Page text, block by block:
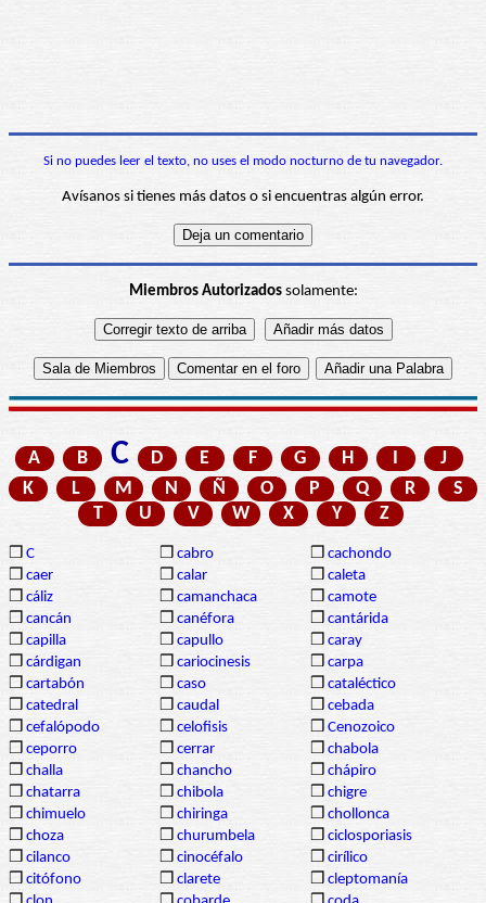
Si no puedes leer el texto, no uses el modo nocturno de tu navegador.
Avísanos si tienes más datos o si encuentras algún error.
Miembros Autorizadossolamente:
A B C D E F G H I
J
K
L M N Ñ O P Q R
S
T
U V W X Y Z
❒ C ❒ cabro ❒ cachondo
❒ caer ❒ calar ❒ caleta
❒ cáliz ❒ camanchaca ❒ camote
❒ cancán ❒ canéfora ❒ cantárida
❒ capilla ❒ capullo ❒ caray
❒ cárdigan ❒ cariocinesis ❒ carpa
❒ cartabón ❒ caso ❒ cataléctico
❒ catedral ❒ caudal ❒ cebada
❒ cefalópodo ❒ celofisis ❒ Cenozoico
❒ ceporro ❒ cerrar ❒ chabola
❒ challa ❒ chancho ❒ chápiro
❒ chatarra ❒ chibola ❒ chigre
❒ chimuelo ❒ chiringa ❒ chollonca
❒ choza ❒ churumbela ❒ ciclosporiasis
❒ cilanco ❒ cinocéfalo ❒ cirílico
❒ citófono ❒ clarete ❒ cleptomanía